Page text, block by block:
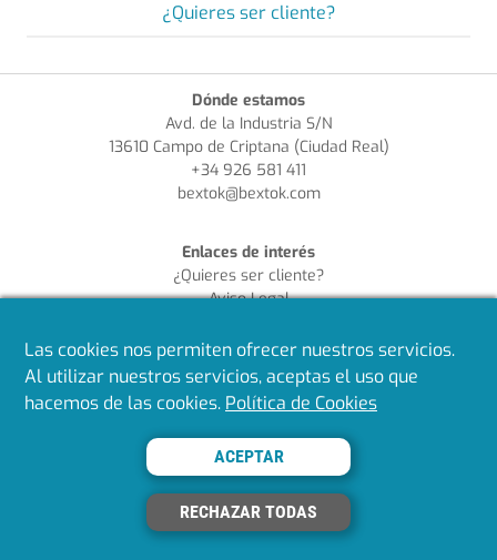
¿Quieres ser cliente?
Dónde estamos
Avd. de la Industria S/N
13610 Campo de Criptana (Ciudad Real)
+34 926 581 411
bextok@bextok.com
Enlaces de interés
¿Quieres ser cliente?
Aviso Legal
Política de Cookies
Política de Calidad
Síguenos en redes
Las cookies nos permiten ofrecer nuestros servicios.
Al utilizar nuestros servicios, aceptas el uso que
hacemos de las cookies. Política de Cookies
ACEPTAR
RECHAZAR TODAS